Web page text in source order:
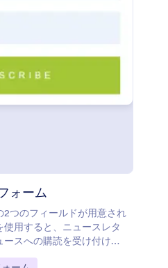
ォーム
つのフィールドが用意され
用すると、ニュースレタ
スへの購読を受け付ける